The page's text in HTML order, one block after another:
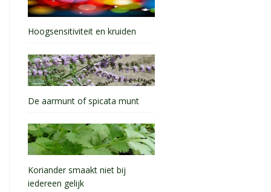
Hoogsensitiviteit en kruiden
De aarmunt of spicata munt
Koriander smaakt niet bij
iedereen gelijk